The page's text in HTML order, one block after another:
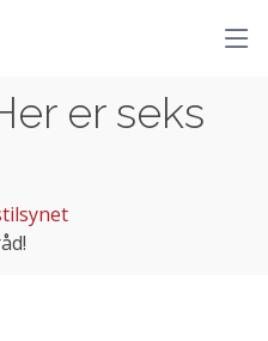
er seks